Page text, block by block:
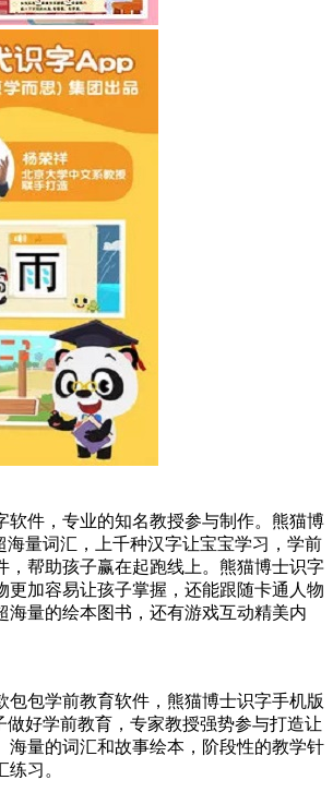
件，专业的知名教授参与制作。熊猫博
海量词汇，上千种汉字让宝宝学习，学前
，帮助孩子赢在起跑线上。熊猫博士识字
更加容易让孩子掌握，还能跟随卡通人物
海量的绘本图书，还有游戏互动精美内
包学前教育软件，熊猫博士识字手机版
做好学前教育，专家教授强势参与打造让
海量的词汇和故事绘本，阶段性的教学针
习。